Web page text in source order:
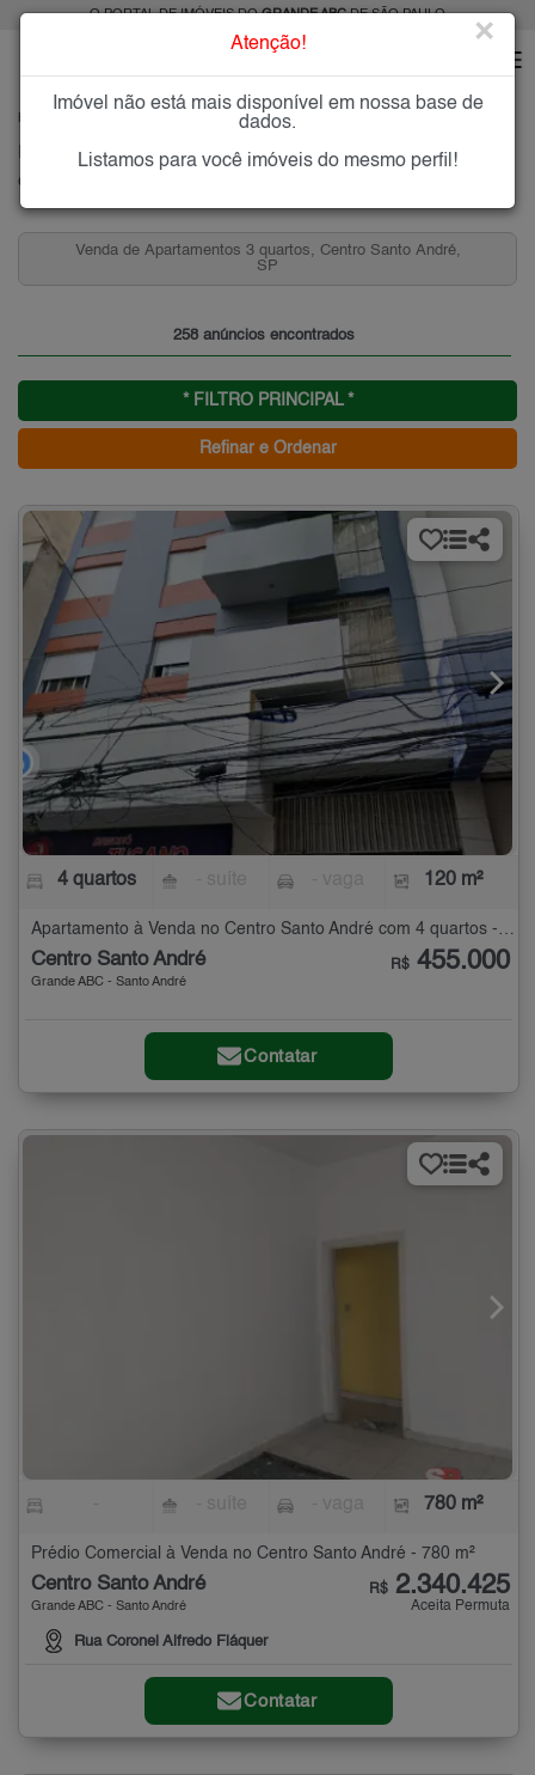
O PORTAL DE IMÓVEIS DOGRANDE ABCDE SÃO PAULO
SANTO ANDRÉ
Imóveis à Venda no Centro Santo André, Santo André
Centro - Santo André, Grande ABC
Venda de Apartamentos 3 quartos, Centro Santo André,
258 anúncios encontrados
* FILTRO PRINCIPAL *
Refinar e Ordenar
4 quartos 120 m²
Apartamento à Venda no Centro Santo André com 4 quartos - 120 m²
Centro Santo André
Grande ABC - Santo André
R$ 455.000
Contatar
780 m²
Prédio Comercial à Venda no Centro Santo André - 780 m²
Centro Santo André
Grande ABC - Santo André
Rua Coronel Alfredo Fláquer
R$ 2.340.425
Aceita Permuta
Contatar
Atenção! ×
Imóvel não está mais disponível em nossa base de
dados.
Listamos para você imóveis do mesmo perfil!